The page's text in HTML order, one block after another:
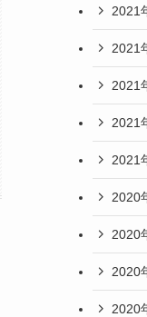
2021
2021
2021
2021
2021
2020
2020
2020
2020